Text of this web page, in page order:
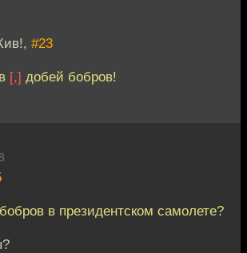
#23
[,] добей бобров!
в президентском самолете?